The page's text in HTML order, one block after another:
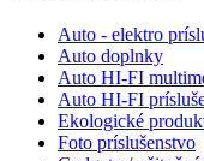
Auto - elektro
Auto doplnky
Auto HI-FI
Auto HI-FI
Ekologické
Foto príslušenstvo